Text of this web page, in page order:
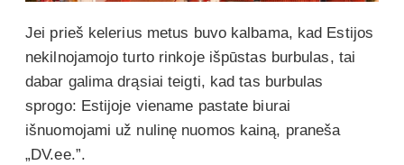
Jei prieš kelerius metus buvo kalbama, kad Estijos
nekilnojamojo turto rinkoje išpūstas burbulas, tai
dabar galima drąsiai teigti, kad tas burbulas
sprogo: Estijoje viename pastate biurai
išnuomojami už nulinę nuomos kainą, praneša
„DV.ee.”.